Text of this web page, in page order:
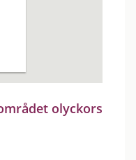
olyckors